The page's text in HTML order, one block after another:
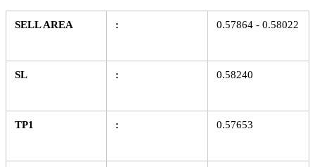
SELL AREA : 0.57864 - 0.58022
SL : 0.58240
TP1 : 0.57653